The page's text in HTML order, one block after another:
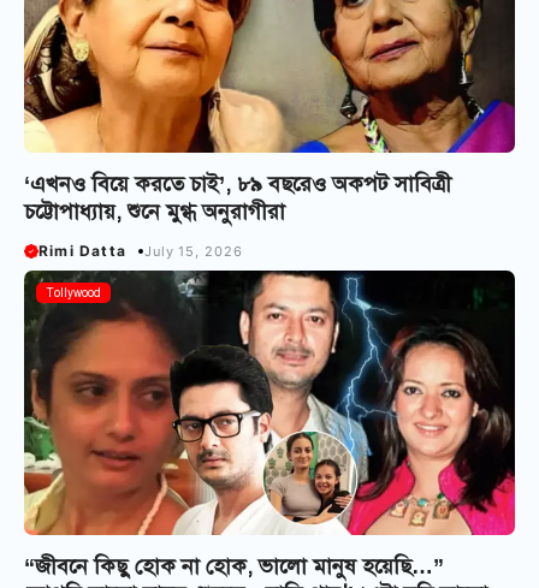
‘এখনও বিয়ে করতে চাই’, ৮৯ বছরেও অকপট সাবিত্রী
চট্টোপাধ্যায়, শুনে মুগ্ধ অনুরাগীরা
Rimi Datta July 15, 2026
Tollywood
“জীবনে কিছু হোক না হোক, ভালো মানুষ হয়েছি…”